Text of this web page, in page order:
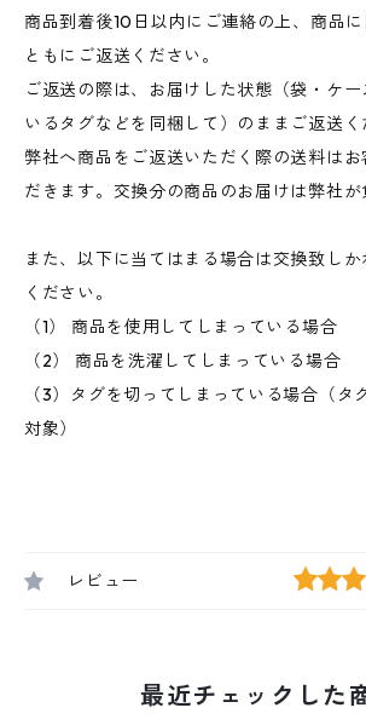
商品到着後10日以内にご連絡の上、商品
ともにご返送ください。
ご返送の際は、お届けした状態（袋・ケ
いるタグなどを同梱して）のままご返送く
弊社へ商品をご返送いただく際の送料は
だきます。交換分の商品のお届けは弊社が
また、以下に当てはまる場合は交換致し
ください。
（1） 商品を使用してしまっている場合
（2） 商品を洗濯してしまっている場合
（3）タグを切ってしまっている場合（タ
対象）
レビュー
最近チェックした